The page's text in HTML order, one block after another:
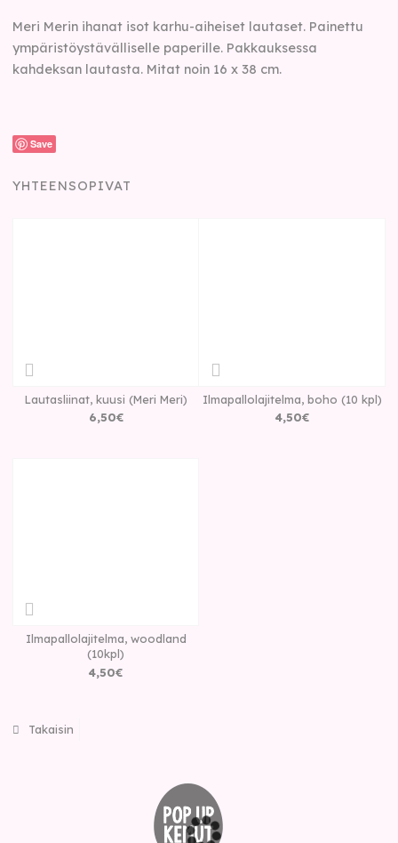
Meri Merin ihanat isot karhu-aiheiset lautaset. Painettu
ympäristöystävälliselle paperille. Pakkauksessa
kahdeksan lautasta. Mitat noin 16 x 38 cm.
Save
YHTEENSOPIVAT
Lautasliinat, kuusi (Meri Meri)
6,50€
Ilmapallolajitelma, boho (10 kpl)
4,50€
Ilmapallolajitelma, woodland
(10kpl)
4,50€
Takaisin